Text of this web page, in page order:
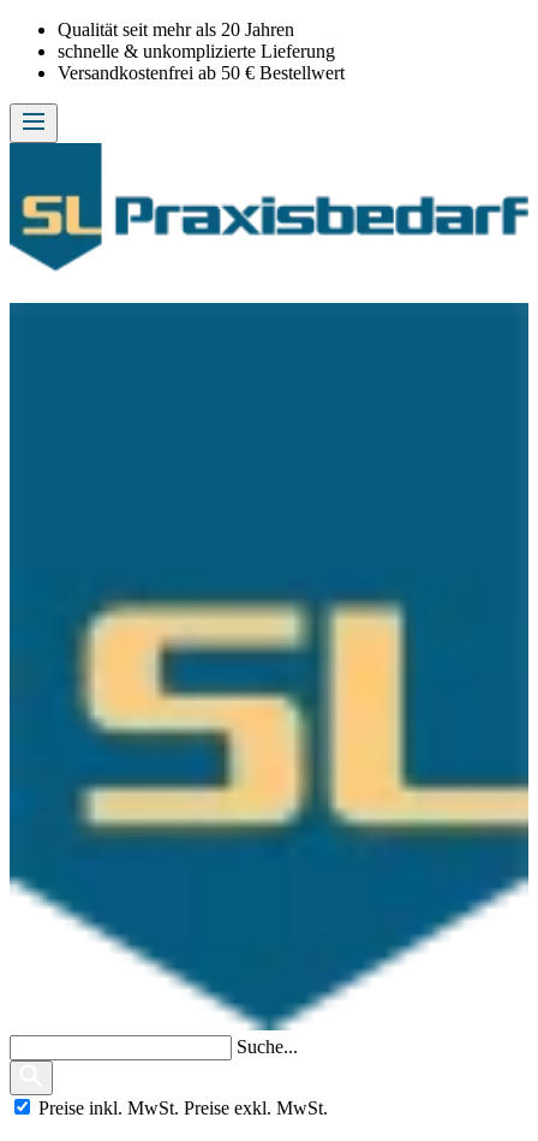
Qualität seit mehr als 20 Jahren
schnelle & unkomplizierte Lieferung
Versandkostenfrei ab 50 € Bestellwert
Suche...
Preise inkl. MwSt. Preise exkl. MwSt.